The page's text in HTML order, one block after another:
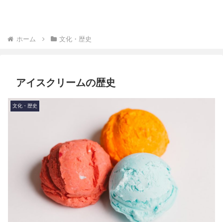
ホーム 文化・歴史
アイスクリームの歴史
文化・歴史